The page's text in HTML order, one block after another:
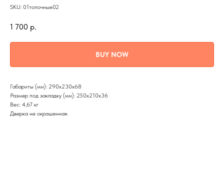
SKU: 01топочные02
1 700 р.
BUY NOW
Габариты (мм): 290х230х68
Размер под закладку (мм): 250х210х36
Вес: 4,67 кг
Дверка не окрашенная.